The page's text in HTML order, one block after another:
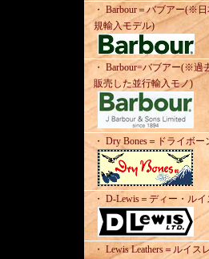
・ Barbour＝バブアー(※
規輸入モデル)
・ Barbour=バブアー(※過
販売した並行輸入モノ)
・ Dry Bones＝ドライボー
・ D-Lewis＝ディー・ルイ
・ Lewis Leathers＝ルイス